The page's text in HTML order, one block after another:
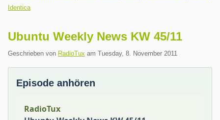
Identica
Ubuntu Weekly News KW 45/11
Geschrieben von RadioTux am Tuesday, 8. November 2011
Episode anhören